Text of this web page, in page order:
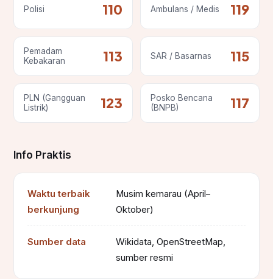
Polisi 110 Ambulans / Medis 119
Pemadam
Kebakaran
113 SAR / Basarnas 115
PLN (Gangguan
Listrik)
123
Posko Bencana
(BNPB)
117
Info Praktis
Waktu terbaik
berkunjung
Musim kemarau (April–
Oktober)
Sumber data
Wikidata, OpenStreetMap,
sumber resmi